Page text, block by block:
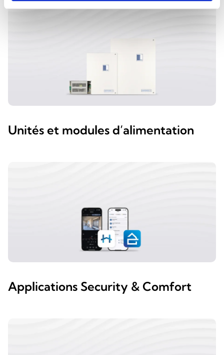
Unités et modules d’alimentation
Applications Security & Comfort